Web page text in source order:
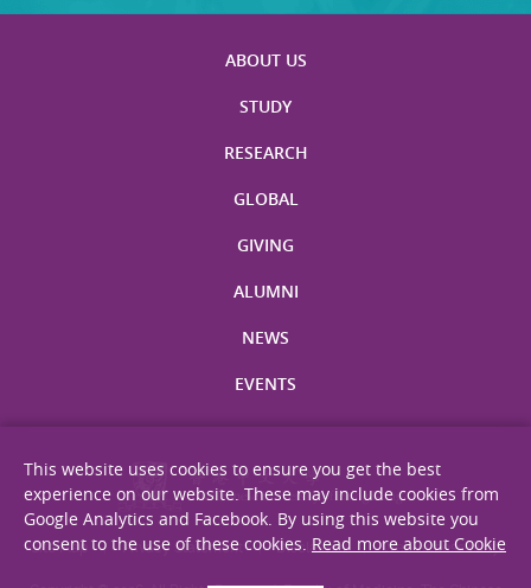
ABOUT US
STUDY
RESEARCH
GLOBAL
GIVING
ALUMNI
NEWS
EVENTS
Site Map Privacy Statement Disclaimer Web Accessibility
This website uses cookies to ensure you get the best
experience on our website. These may include cookies from
Google Analytics and Facebook. By using this website you
consent to the use of these cookies. Read more about Cookie